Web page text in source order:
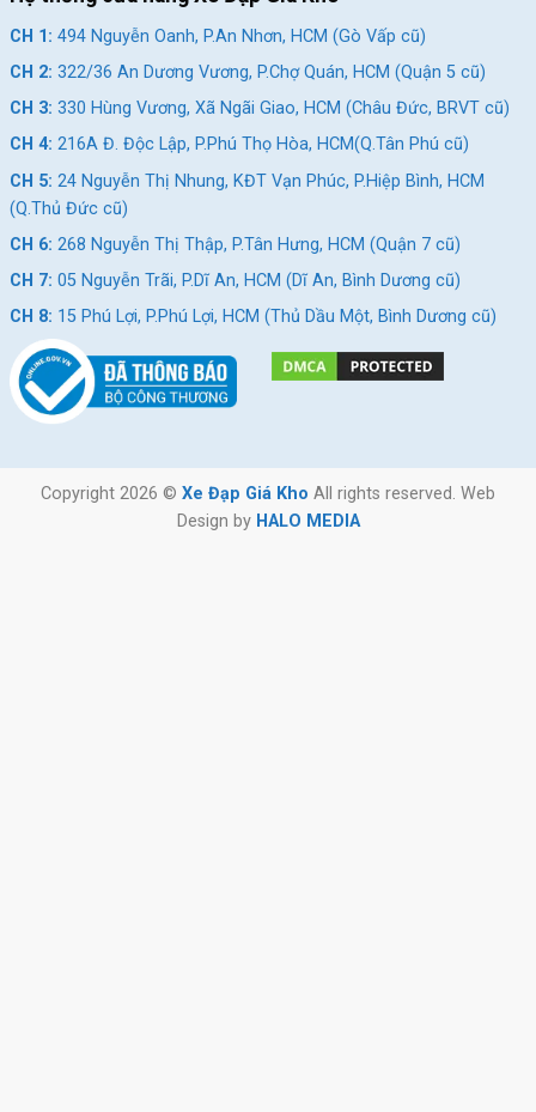
CH 1: 494 Nguyễn Oanh, P.An Nhơn, HCM (Gò Vấp cũ)
CH 2: 322/36 An Dương Vương, P.Chợ Quán, HCM (Quận 5 cũ)
CH 3: 330 Hùng Vương, Xã Ngãi Giao, HCM (Châu Đức, BRVT cũ)
CH 4: 216A Đ. Độc Lập, P.Phú Thọ Hòa, HCM(Q.Tân Phú cũ)
CH 5: 24 Nguyễn Thị Nhung, KĐT Vạn Phúc, P.Hiệp Bình, HCM
(Q.Thủ Đức cũ)
CH 6: 268 Nguyễn Thị Thập, P.Tân Hưng, HCM (Quận 7 cũ)
CH 7: 05 Nguyễn Trãi, P.Dĩ An, HCM (Dĩ An, Bình Dương cũ)
CH 8: 15 Phú Lợi, P.Phú Lợi, HCM (Thủ Dầu Một, Bình Dương cũ)
Copyright 2026 © Xe Đạp Giá Kho All rights reserved. Web
Design by HALO MEDIA